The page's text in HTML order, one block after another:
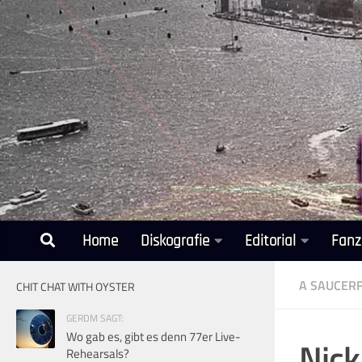
Unter dem Inhalt
Home Diskografie Editorial
A
CHIT CHAT WITH OYSTER
GERDM SAGT:
Wo gab es, gibt es denn 77er Live-
Rehearsals?